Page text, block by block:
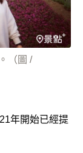
（圖 /
年開始已經提